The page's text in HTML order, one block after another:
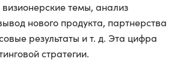
темы, анализ
нового продукта, партнерства
результаты и т. д. Эта цифра
стратегии.